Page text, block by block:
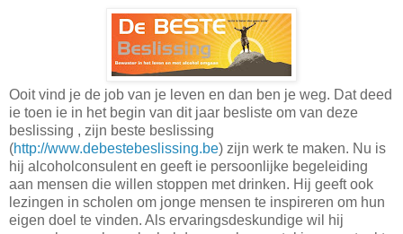
Ooit vind je de job van je leven en dan ben je weg. Dat deed
ie toen ie in het begin van dit jaar besliste om van deze
beslissing , zijn beste beslissing
(http://www.debestebeslissing.be) zijn werk te maken. Nu is
hij alcoholconsulent en geeft ie persoonlijke begeleiding
aan mensen die willen stoppen met drinken. Hij geeft ook
lezingen in scholen om jonge mensen te inspireren om hun
eigen doel te vinden. Als ervaringsdeskundige wil hij